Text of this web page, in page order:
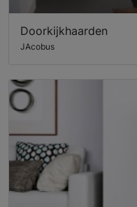
Doorkijkhaarden
JAcobus